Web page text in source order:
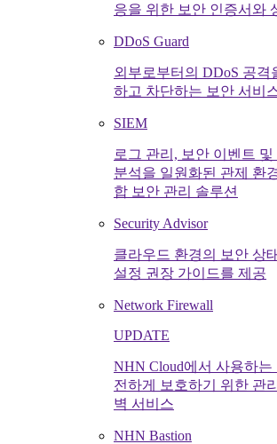
응을 위한 보안 인증서와
DDoS Guard
외부로부터의 DDoS 공격
하고 차단하는 보안 서비
SIEM
로그 관리, 보안 이벤트 및
분석을 일원화된 관제 환
합 보안 관리 솔루션
Security Advisor
클라우드 환경의 보안 상
설정 권장 가이드를 제공
Network Firewall
UPDATE
NHN Cloud에서 사용하
전하게 보호하기 위한 관
벽 서비스
NHN Bastion